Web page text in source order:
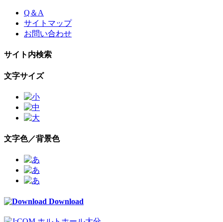
Skip
content
Q＆A
サイトマップ
お問い合わせ
サイト内検索
文字サイズ
文字色／背景色
Download